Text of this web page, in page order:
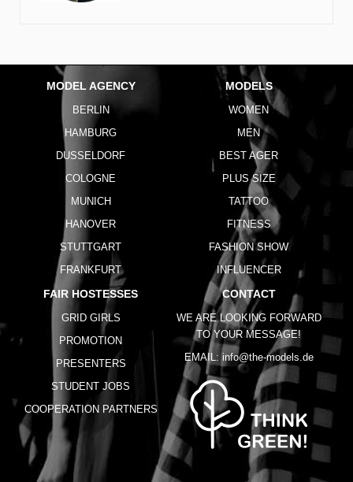
MODEL AGENCY
BERLIN
HAMBURG
DUSSELDORF
COLOGNE
MUNICH
HANOVER
STUTTGART
FRANKFURT
MODELS
WOMEN
MEN
BEST AGER
PLUS SIZE
TATTOO
FITNESS
FASHION SHOW
INFLUENCER
FAIR HOSTESSES
GRID GIRLS
PROMOTION
PRESENTERS
STUDENT JOBS
COOPERATION PARTNERS
CONTACT
WE ARE LOOKING FORWARD
TO YOUR MESSAGE!
EMAIL: info@the-models.de